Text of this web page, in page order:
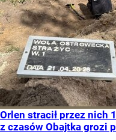
Orlen stracił przez nich
z czasów Obajtka grozi